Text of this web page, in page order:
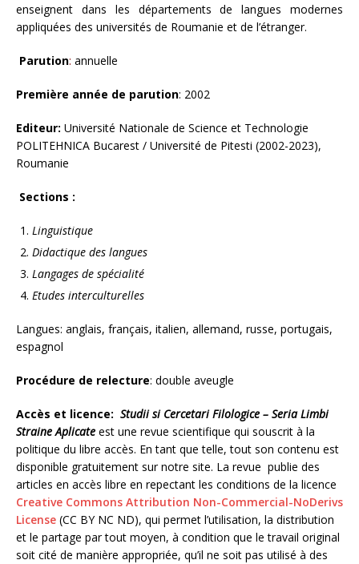
enseignent dans les départements de langues modernes
appliquées des universités de Roumanie et de l’étranger.
Parution: annuelle
Première année de parution: 2002
Editeur: Université Nationale de Science et Technologie
POLITEHNICA Bucarest / Université de Pitesti (2002-2023),
Roumanie
Sections :
Linguistique
Didactique des langues
Langages de spécialité
Etudes interculturelles
Langues: anglais, français, italien, allemand, russe, portugais,
espagnol
Procédure de relecture: double aveugle
Accès et licence: Studii si Cercetari Filologice – Seria Limbi
Straine Aplicate est une revue scientifique qui souscrit à la
politique du libre accès. En tant que telle, tout son contenu est
disponible gratuitement sur notre site. La revue publie des
articles en accès libre en repectant les conditions de la licence
Creative Commons Attribution Non-Commercial-NoDerivs
License (CC BY NC ND), qui permet l’utilisation, la distribution
et le partage par tout moyen, à condition que le travail original
soit cité de manière appropriée, qu’il ne soit pas utilisé à des